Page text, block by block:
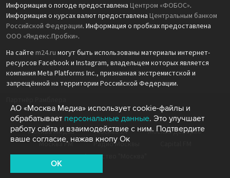
Информация о погоде предоставлена Центром «ФОБОС».
Информация о курсах валют предоставлена Центральным банком
Российской Федерации. Информация о пробках предоставлена
ООО «Яндекс.Пробки».
На сайте m24.ru могут быть использованы материалы интернет-
ресурсов Facebook и Instagram, владельцем которых является
компания Meta Platforms Inc., признанная экстремистской и
запрещённой на территории Российской Федерации.
Москва Медиа Москва 24
Москва Доверие
Москва FM
Радио Москвы
Агентство "Москва"
АО «Москва Медиа» использует cookie-файлы и
обрабатывает персональные данные. Это улучшает
работу сайта и взаимодействие с ним. Подтвердите
ваше согласие, нажав кнопу Ок
OK